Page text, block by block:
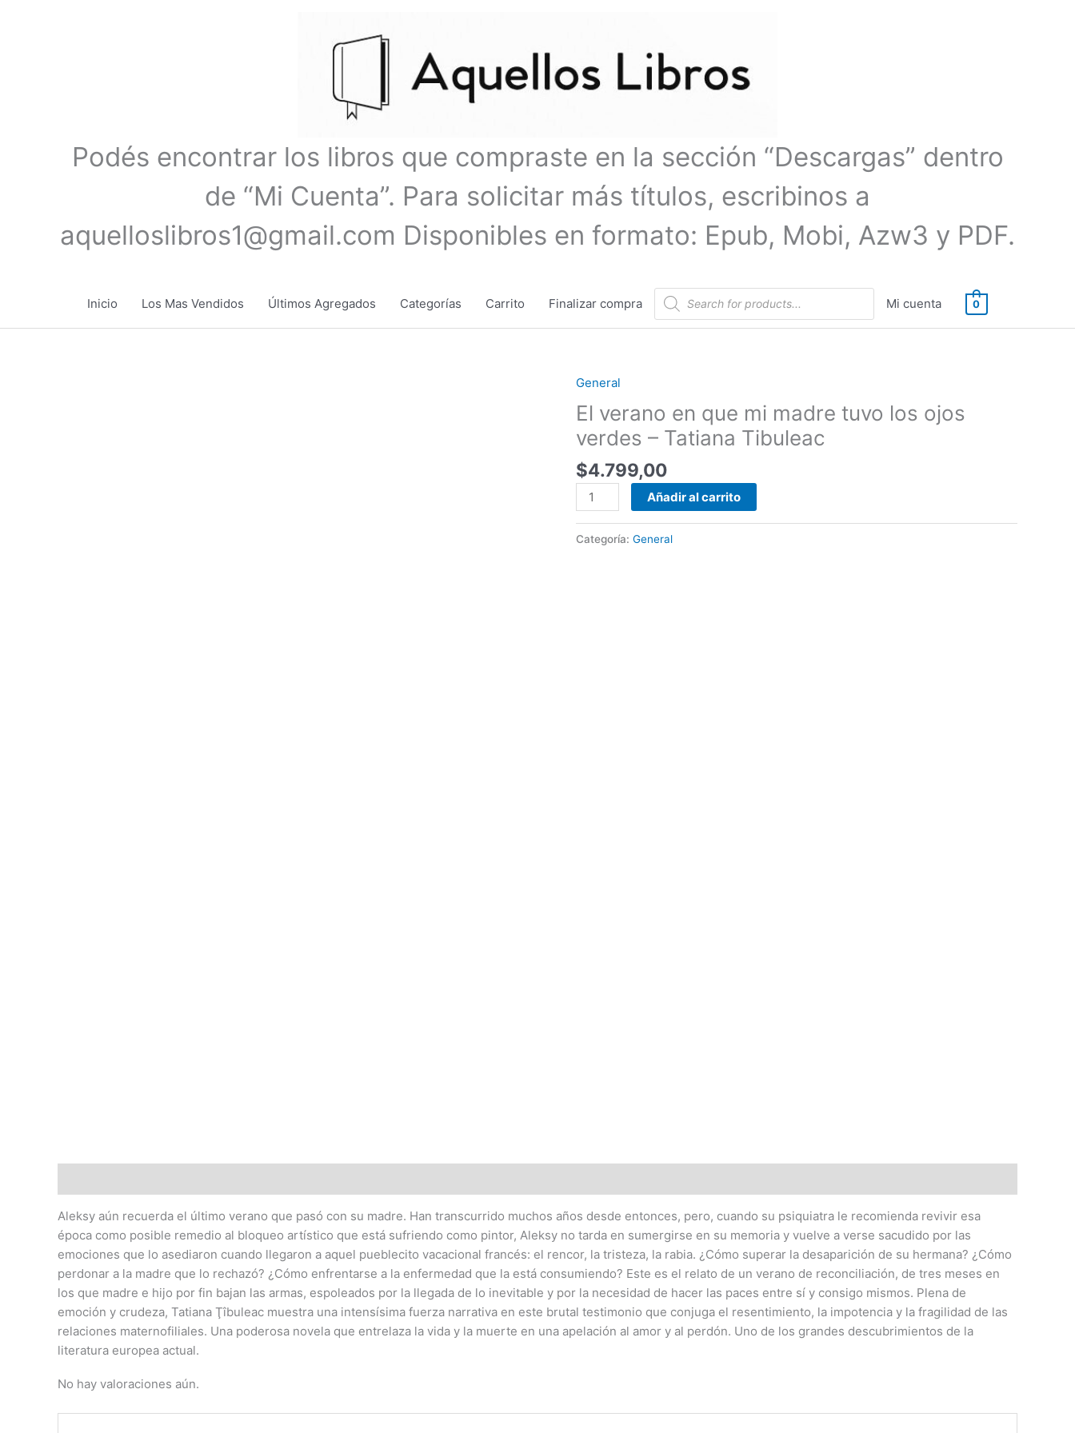
Podés encontrar los libros que compraste en la sección “Descargas” dentro
de “Mi Cuenta”. Para solicitar más títulos, escribinos a
aquelloslibros1@gmail.com Disponibles en formato: Epub, Mobi, Azw3 y PDF.
Inicio Los Mas Vendidos Últimos Agregados Categorías Carrito Finalizar compra
Búsqueda
de
productos
Mi cuenta 0
General
El verano en que mi madre tuvo los ojos
verdes – Tatiana Tibuleac
$4.799,00
El
verano
en
que
mi
madre
tuvo
los
ojos
Añadir al carrito
Categoría: General
Aleksy aún recuerda el último verano que pasó con su madre. Han transcurrido muchos años desde entonces, pero, cuando su psiquiatra le recomienda revivir esa
época como posible remedio al bloqueo artístico que está sufriendo como pintor, Aleksy no tarda en sumergirse en su memoria y vuelve a verse sacudido por las
emociones que lo asediaron cuando llegaron a aquel pueblecito vacacional francés: el rencor, la tristeza, la rabia. ¿Cómo superar la desaparición de su hermana? ¿Cómo
perdonar a la madre que lo rechazó? ¿Cómo enfrentarse a la enfermedad que la está consumiendo? Este es el relato de un verano de reconciliación, de tres meses en
los que madre e hijo por fin bajan las armas, espoleados por la llegada de lo inevitable y por la necesidad de hacer las paces entre sí y consigo mismos. Plena de
emoción y crudeza, Tatiana Ţîbuleac muestra una intensísima fuerza narrativa en este brutal testimonio que conjuga el resentimiento, la impotencia y la fragilidad de las
relaciones maternofiliales. Una poderosa novela que entrelaza la vida y la muerte en una apelación al amor y al perdón. Uno de los grandes descubrimientos de la
literatura europea actual.
No hay valoraciones aún.